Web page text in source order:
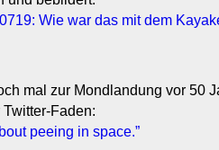
Wie war das mit dem
mal zur Mondlandung vor 50
Faden:
peeing in space.”